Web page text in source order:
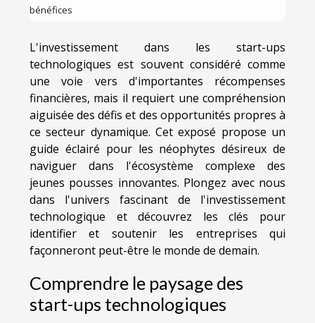
bénéfices
L'investissement dans les start-ups
technologiques est souvent considéré comme
une voie vers d'importantes récompenses
financières, mais il requiert une compréhension
aiguisée des défis et des opportunités propres à
ce secteur dynamique. Cet exposé propose un
guide éclairé pour les néophytes désireux de
naviguer dans l'écosystème complexe des
jeunes pousses innovantes. Plongez avec nous
dans l'univers fascinant de l'investissement
technologique et découvrez les clés pour
identifier et soutenir les entreprises qui
façonneront peut-être le monde de demain.
Comprendre le paysage des
start-ups technologiques